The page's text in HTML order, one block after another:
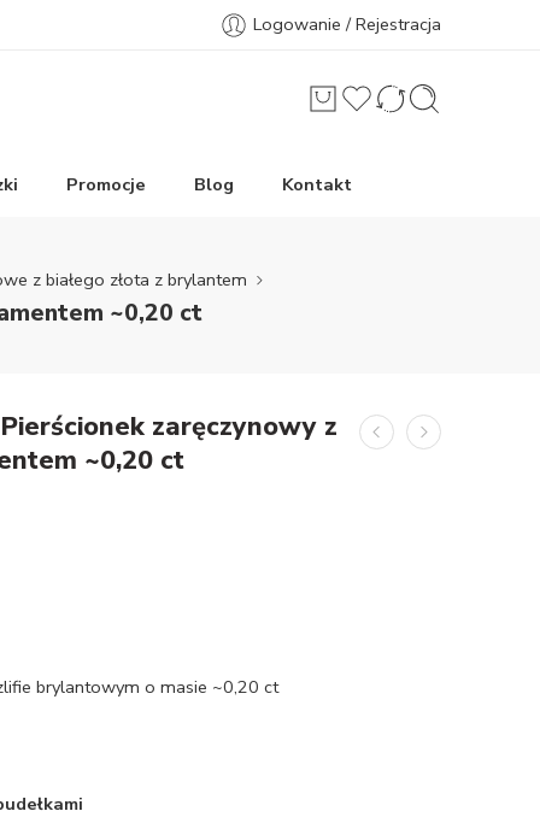
Logowanie / Rejestracja
Promocje Blog Kontakt
z białego złota z brylantem
~0,20 ct
zaręczynowy z
~0,20 ct
brylantowym o masie ~0,20 ct